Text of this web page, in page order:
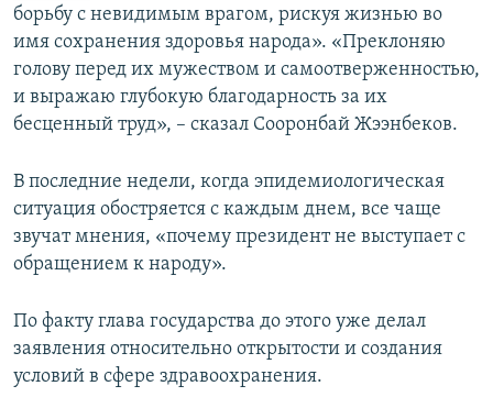
борьбу с невидимым врагом, рискуя жизнью во
имя сохранения здоровья народа». «Преклоняю
голову перед их мужеством и самоотверженностью,
и выражаю глубокую благодарность за их
бесценный труд», – сказал Сооронбай Жээнбеков.
В последние недели, когда эпидемиологическая
ситуация обостряется с каждым днем, все чаще
звучат мнения, «почему президент не выступает с
обращением к народу».
По факту глава государства до этого уже делал
заявления относительно открытости и создания
условий в сфере здравоохранения.